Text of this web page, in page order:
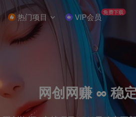
热门项目 VIP会员 免费下载
网创网赚 ∞ 稳